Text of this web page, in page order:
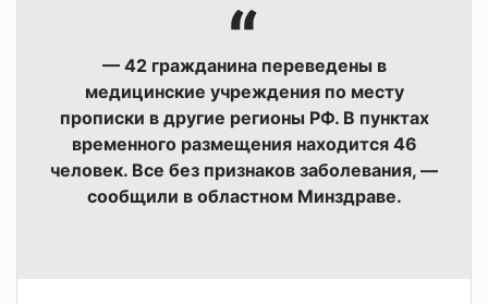
— 42 гражданина переведены в
медицинские учреждения по месту
прописки в другие регионы РФ. В пунктах
временного размещения находится 46
человек. Все без признаков заболевания, —
сообщили в областном Минздраве.